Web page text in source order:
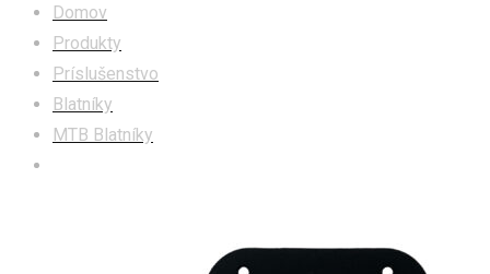
Domov
Produkty
Príslušenstvo
Blatníky
MTB Blatníky